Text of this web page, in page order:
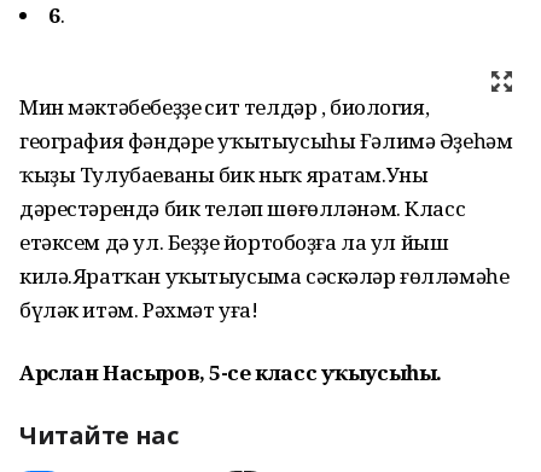
6.
Мин мәктәбебеҙҙең сит телдәр , биология,
география фәндәре уҡытыусыһы Ғәлимә Әҙеһәм
ҡыҙы Тулубаеваны бик ныҡ яратам.Уның
дәрестәрендә бик теләп шөғөлләнәм. Класс
етәксем дә ул. Беҙҙең йортобоҙға ла ул йыш
килә.Яратҡан уҡытыусыма сәскәләр ғөлләмәһе
бүләк итәм. Рәхмәт уға!
Арслан Насыров, 5-се класс уҡыусыһы.
Читайте нас